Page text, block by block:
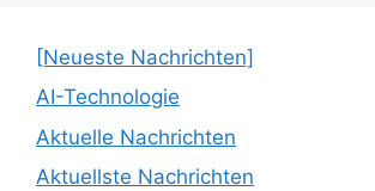
[Neueste Nachrichten]
AI-Technologie
Aktuelle Nachrichten
Aktuellste Nachrichten